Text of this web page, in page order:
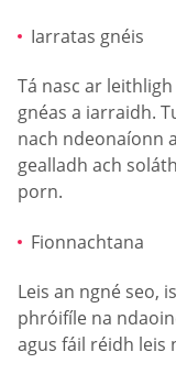
Iarratas gnéis
Tá nasc ar
gnéas a iarraidh.
nach ndeonaíonn
gealladh ach
porn.
Fionnachtana
Leis an ngné seo,
phróifíle na
agus fáil réidh leis